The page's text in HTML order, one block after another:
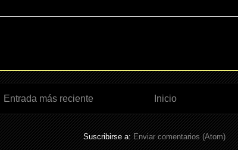
Entrada más reciente Inicio
Suscribirse a: Enviar comentarios (Atom)